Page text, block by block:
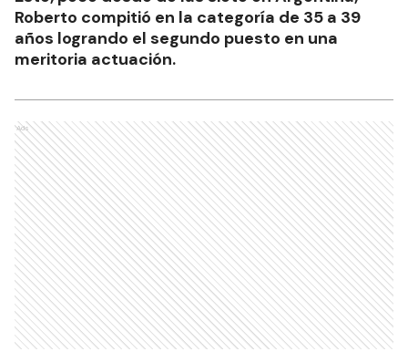
Roberto compitió en la categoría de 35 a 39
años logrando el segundo puesto en una
meritoria actuación.
Ads